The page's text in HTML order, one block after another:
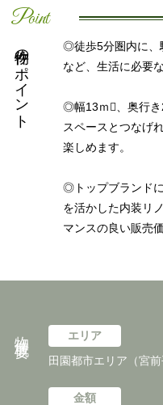
Point
物件のポイント
◎徒歩5分圏内に、
など、生活に必要
◎幅13ｍ、奥行き
スペースとつなげ
楽しめます。
◎トップブランド
を活かした内装リ
マンスの良い販売
エリア
田園都市エリア（宮前
金額